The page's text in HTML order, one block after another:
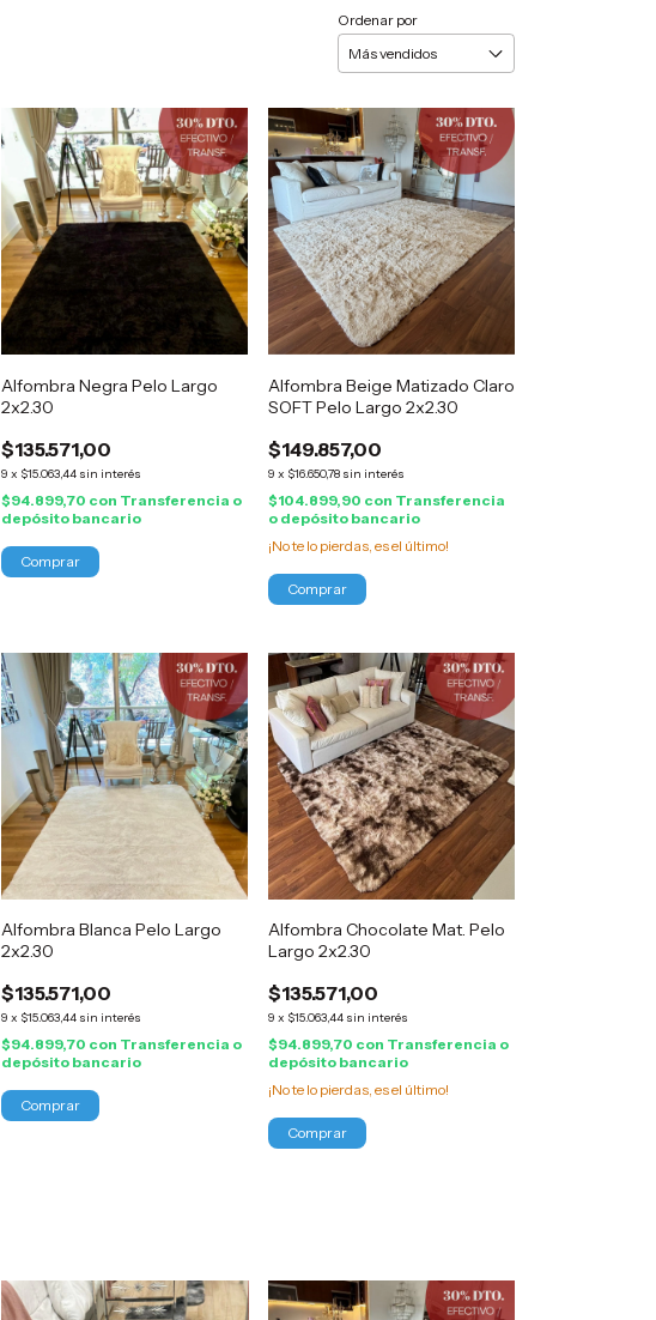
Ordenar por
Alfombra Negra Pelo Largo
2x2.30
$135.571,00
9 x $15.063,44 sin interés
$94.899,70 con Transferencia o
depósito bancario
Alfombra Beige Matizado Claro
SOFT Pelo Largo 2x2.30
$149.857,00
9 x $16.650,78 sin interés
$104.899,90 con Transferencia
o depósito bancario
¡No te lo pierdas, es el último!
Alfombra Blanca Pelo Largo
2x2.30
$135.571,00
9 x $15.063,44 sin interés
$94.899,70 con Transferencia o
depósito bancario
Alfombra Chocolate Mat. Pelo
Largo 2x2.30
$135.571,00
9 x $15.063,44 sin interés
$94.899,70 con Transferencia o
depósito bancario
¡No te lo pierdas, es el último!